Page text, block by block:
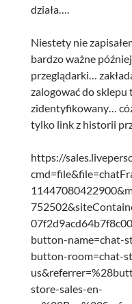
działa….
Niestety nie
bardzo ważne
przeglądarki…
zalogować do sklepu
zidentyfikowany…
tylko link z historii
https://
button-name=chat-
button-room=chat-
store-sales-en-